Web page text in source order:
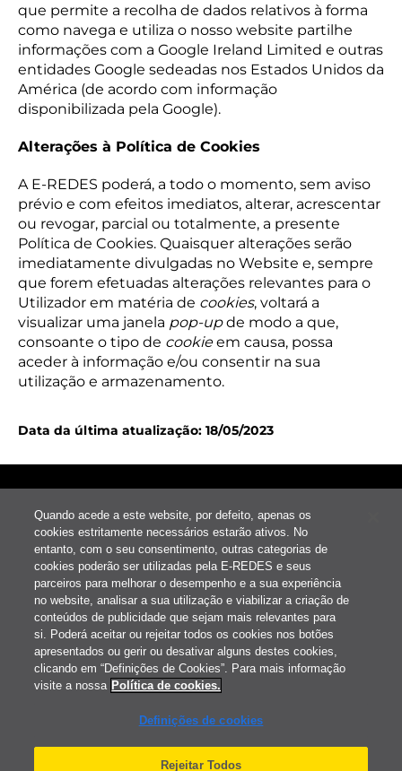
que permite a recolha de dados relativos à forma
como navega e utiliza o nosso website partilhe
informações com a Google Ireland Limited e outras
entidades Google sedeadas nos Estados Unidos da
América (de acordo com informação
disponibilizada pela Google).
Alterações à Política de Cookies
A E-REDES poderá, a todo o momento, sem aviso
prévio e com efeitos imediatos, alterar, acrescentar
ou revogar, parcial ou totalmente, a presente
Política de Cookies. Quaisquer alterações serão
imediatamente divulgadas no Website e, sempre
que forem efetuadas alterações relevantes para o
Utilizador em matéria de cookies, voltará a
visualizar uma janela pop-upde modo a que,
consoante o tipo de cookieem causa, possa
aceder à informação e/ou consentir na sua
utilização e armazenamento.
Data da última atualização: 18/05/2023
Informações úteis
Estado do seu processo
Política de cookies
Definições de cookies
Quando acede a este website, por defeito, apenas os
cookies estritamente necessários estarão ativos. No
entanto, com o seu consentimento, outras categorias de
cookies poderão ser utilizadas pela E-REDES e seus
parceiros para melhorar o desempenho e a sua experiência
no website, analisar a sua utilização e viabilizar a criação de
conteúdos de publicidade que sejam mais relevantes para
si. Poderá aceitar ou rejeitar todos os cookies nos botões
apresentados ou gerir ou desativar alguns destes cookies,
clicando em “Definições de Cookies”. Para mais informação
visite a nossa Política de cookies.
Definições de cookies
Rejeitar Todos